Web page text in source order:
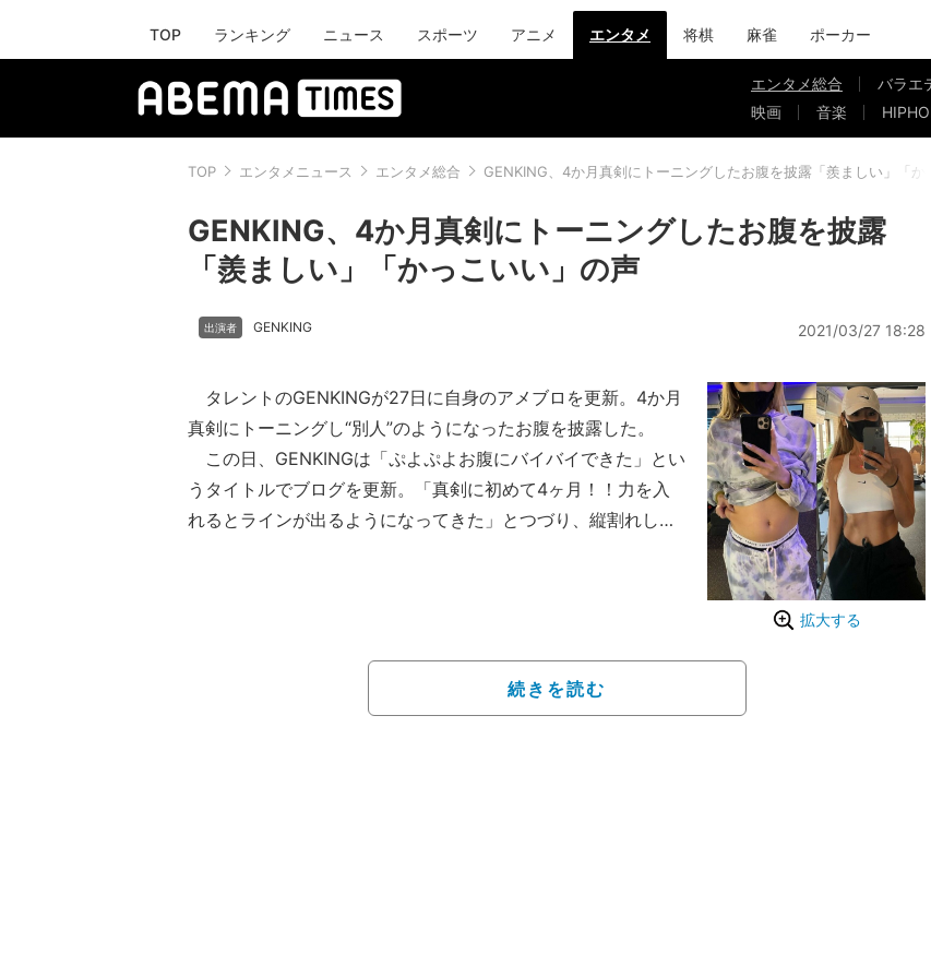
TOP ランキング ニュース スポーツ アニメ エンタメ 将棋 麻雀 ポーカー
エンタメ総合 バラエ
映画
音楽
TOP エンタメニュース エンタメ総合 GENKING、4か月真剣にトーニングしたお腹を披露「羨ましい」「か
GENKING、4か月真剣にトーニングしたお腹を披露
「羨ましい」「かっこいい」の声
GENKING 2021/03/27 18:28
拡大する
タレントのGENKINGが27日に自身のアメブロを更新。4か月
真剣にトーニングし“別人”のようになったお腹を披露した。
この日、GENKINGは「ぷよぷよお腹にバイバイできた」とい
うタイトルでブログを更新。「真剣に初めて4ヶ月！！力を入
れるとラインが出るようになってきた」とつづり、縦割れした
る」「私がなりたい体型で、体重は体のラインには関係してな
かった」と説明。以前は「痩せることばかりに必死で食べる量
続きを読む